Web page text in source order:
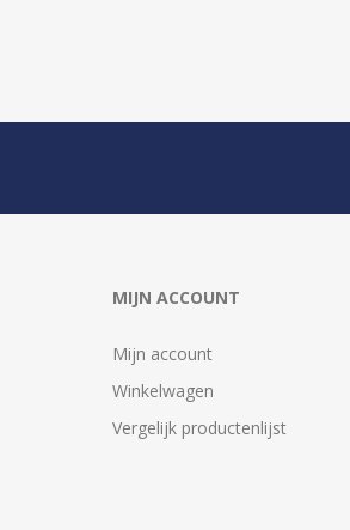
MIJN ACCOUNT
Mijn account
Winkelwagen
Vergelijk productenlijst